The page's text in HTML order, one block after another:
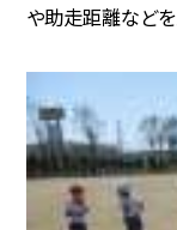
や助走距離などを